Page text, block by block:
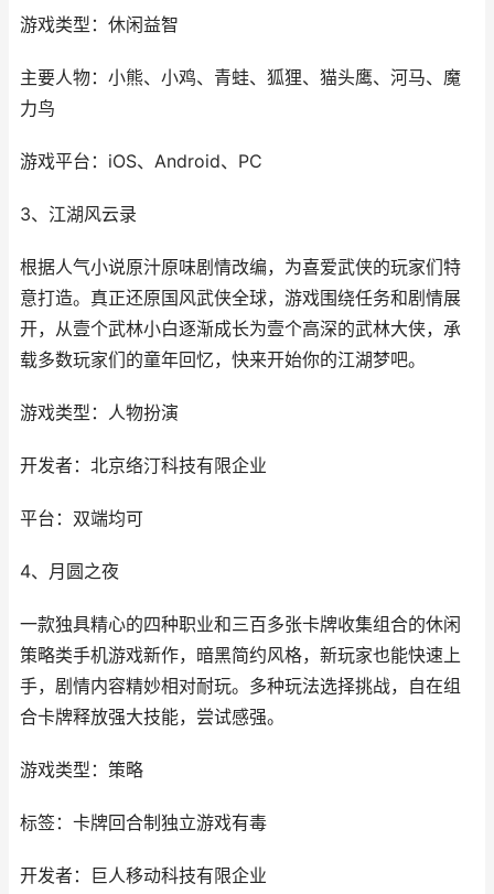
游戏类型：休闲益智
主要人物：小熊、小鸡、青蛙、狐狸、猫头鹰、河马、魔
力鸟
游戏平台：iOS、Android、PC
3、江湖风云录
根据人气小说原汁原味剧情改编，为喜爱武侠的玩家们特
意打造。真正还原国风武侠全球，游戏围绕任务和剧情展
开，从壹个武林小白逐渐成长为壹个高深的武林大侠，承
载多数玩家们的童年回忆，快来开始你的江湖梦吧。
游戏类型：人物扮演
开发者：北京络汀科技有限企业
平台：双端均可
4、月圆之夜
一款独具精心的四种职业和三百多张卡牌收集组合的休闲
策略类手机游戏新作，暗黑简约风格，新玩家也能快速上
手，剧情内容精妙相对耐玩。多种玩法选择挑战，自在组
合卡牌释放强大技能，尝试感强。
游戏类型：策略
标签：卡牌回合制独立游戏有毒
开发者：巨人移动科技有限企业